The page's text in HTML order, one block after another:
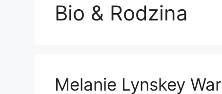
Bio & Rodzina
Melanie Lynskey